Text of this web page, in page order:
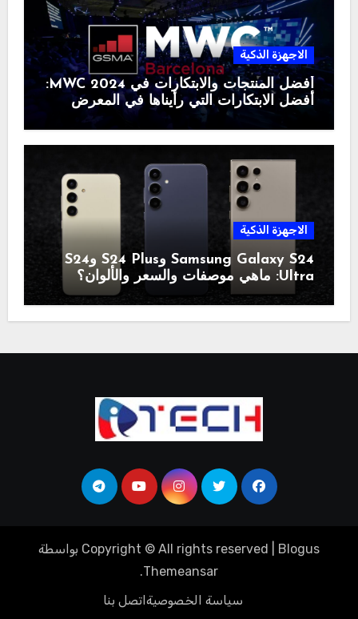
الاجهزة الذكية
أفضل المنتجات والابتكارات في MWC 2024:
أفضل الابتكارات التي رأيناها في المعرض
الاجهزة الذكية
Samsung Galaxy S24 وS24 Plus وS24
Ultra: ماهي موصفات والسعر والألوان؟
Copyright © All rights reserved Blogus
بواسطة
Themeansar
.
سياسة الخصوصية اتصل بنا